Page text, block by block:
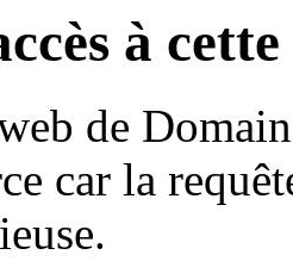
à
de
car la